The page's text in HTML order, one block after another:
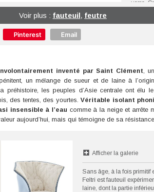
verre.
Voir plus : fauteuil, feutre
Pinterest Email
inventé par Saint Clément,
un mélange de sueur et de laine à
préhistoire, les peuples d’Asie centrale ont élu
des tentes, des yourtes.Véritable isolant
insensible à l’eau comme à la neige et arrête
aujourd’hui, mais qui témoigne de sa
Afficher la galerie
Sans âge, à la fois primitif
Feltri est fauteuil
laine, dont la partie